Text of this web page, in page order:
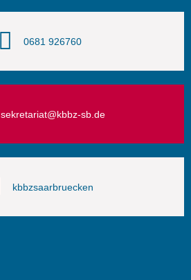
0681 926760
sekretariat@kbbz-sb.de
kbbzsaarbruecken